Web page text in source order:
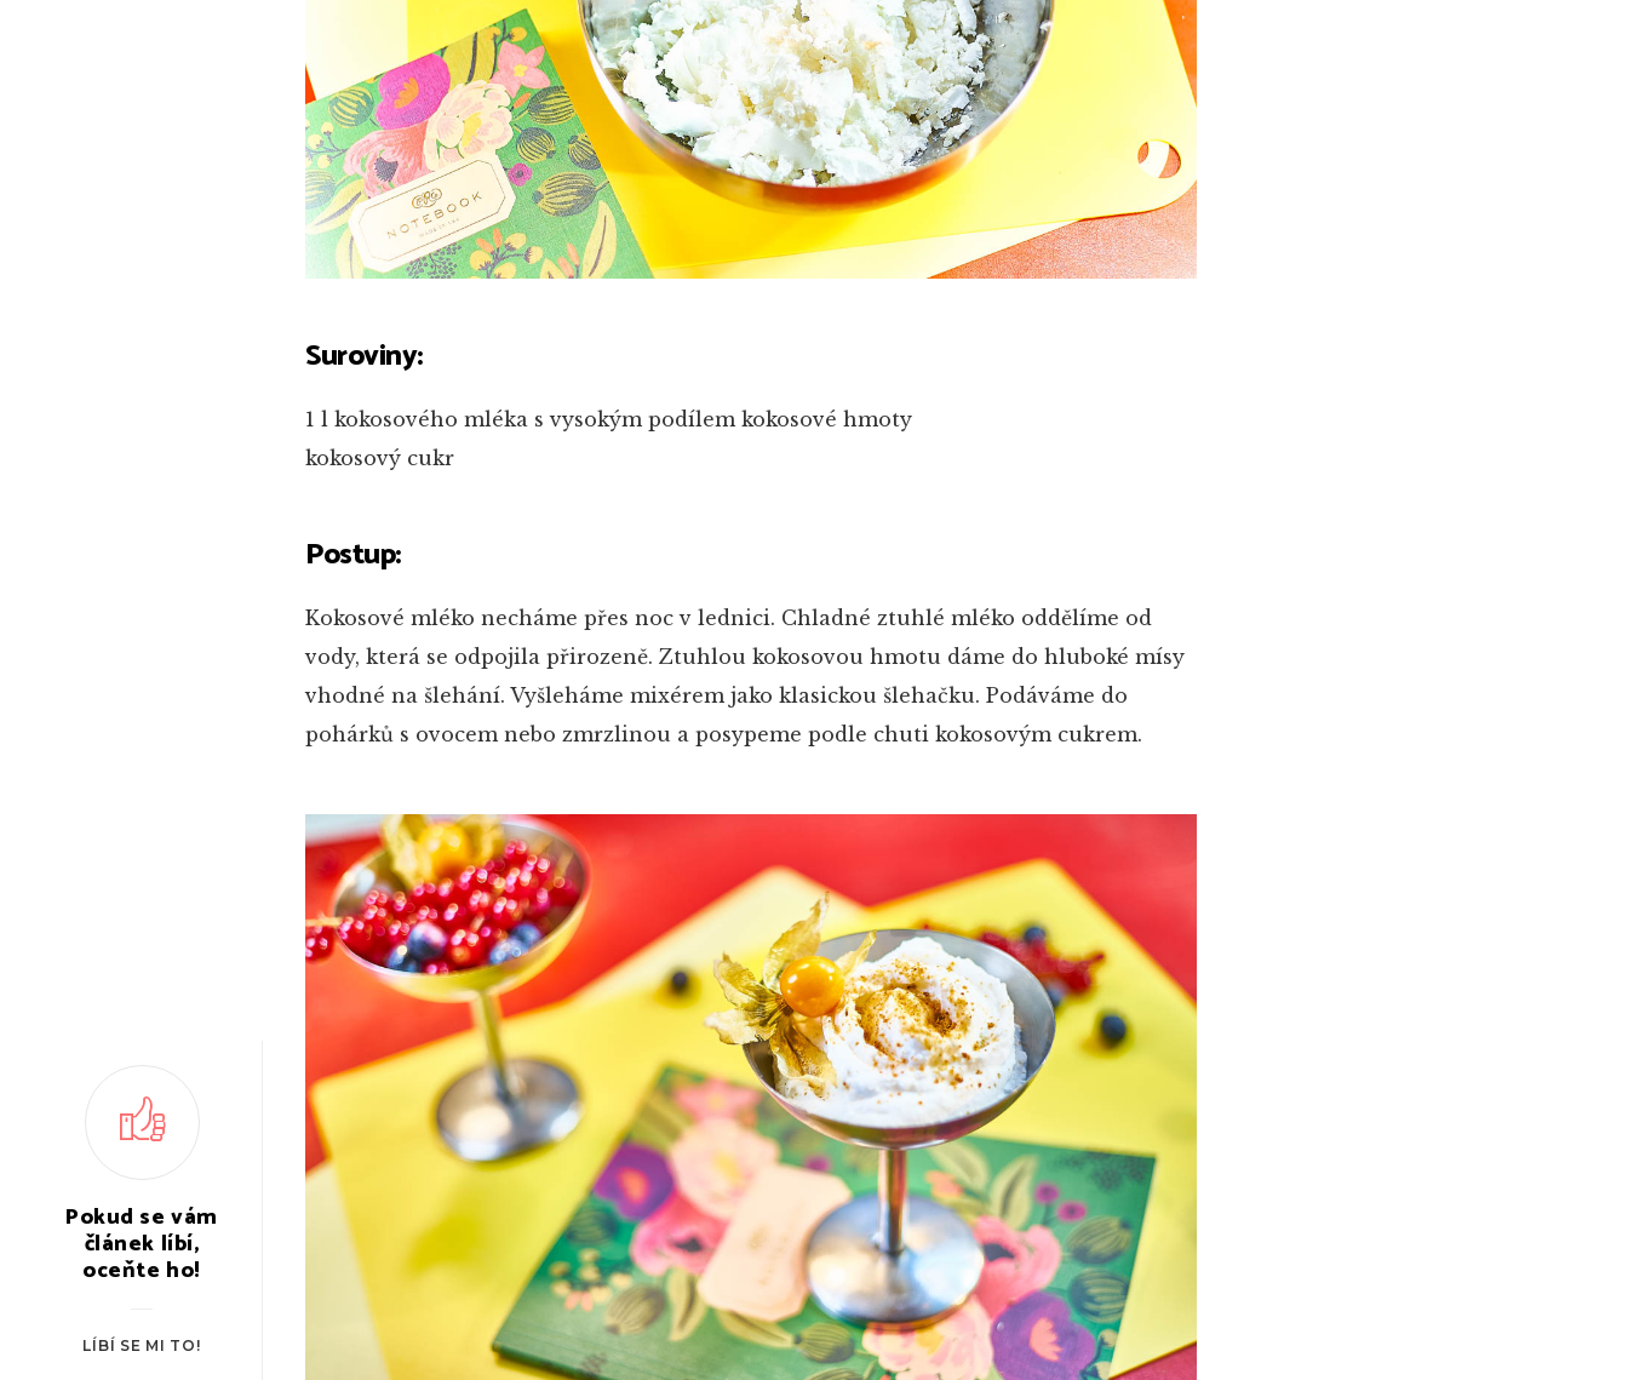
Pokud se vám
článek líbí,
oceňte ho!
LÍBÍ SE MI TO!
Suroviny:
1 l kokosového mléka s vysokým podílem kokosové hmoty
kokosový cukr
Postup:
Kokosové mléko necháme přes noc v lednici. Chladné ztuhlé mléko oddělíme od
vody, která se odpojila přirozeně. Ztuhlou kokosovou hmotu dáme do hluboké mísy
vhodné na šlehání. Vyšleháme mixérem jako klasickou šlehačku. Podáváme do
pohárků s ovocem nebo zmrzlinou a posypeme podle chuti kokosovým cukrem.